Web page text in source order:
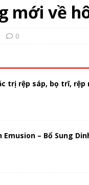
mới về
0
trị rệp sáp, bọ trĩ, rệp
Emusion – Bổ Sung